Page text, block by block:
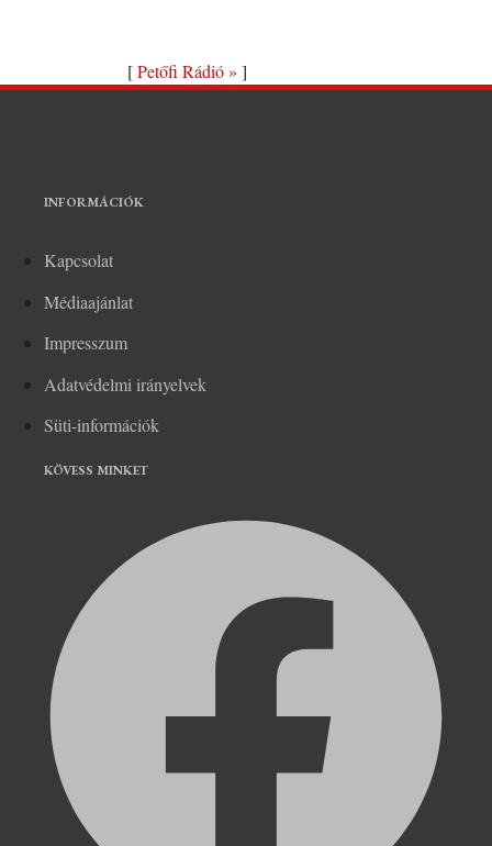
[Petőfi Rádió » ]
INFORMÁCIÓK
Kapcsolat
Médiaajánlat
Impresszum
Adatvédelmi irányelvek
Süti-információk
KÖVESS MINKET